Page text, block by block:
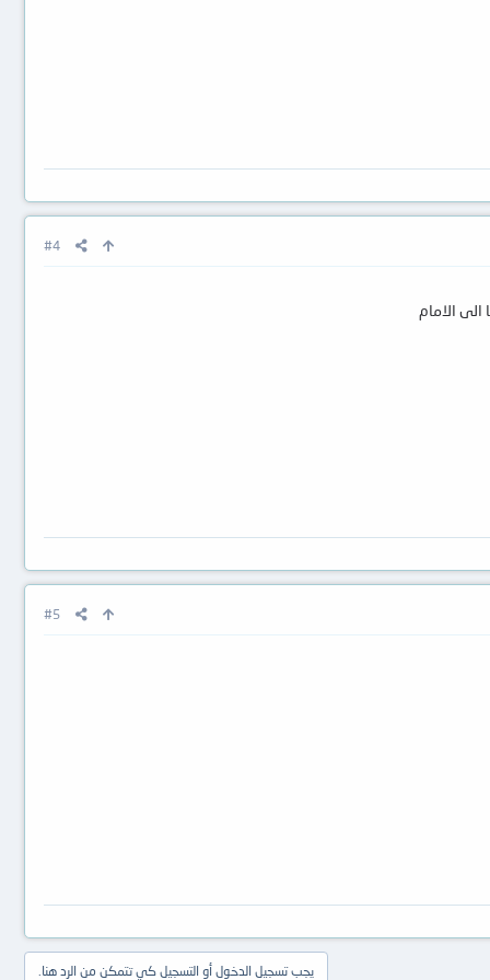
#4
الى الامام
#5
يجب تسجيل الدخول أو التسجيل كي تتمكن من الرد هنا.